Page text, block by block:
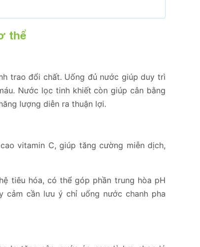
thể
trao đổi chất. Uống đủ nước giúp duy trì
Nước lọc tinh khiết còn giúp cân bằng
lượng diễn ra thuận lợi.
vitamin C, giúp tăng cường miễn dịch,
tiêu hóa, có thể góp phần trung hòa pH
cảm cần lưu ý chỉ uống nước chanh pha